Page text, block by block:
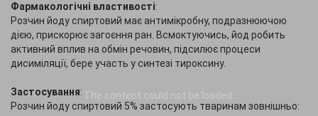
The content could not be loaded.
Фармакологічні властивості:
Розчин йоду спиртовий має антимікробну, подразнюючою
дією, прискорює загоєння ран. Всмоктуючись, йод робить
активний вплив на обмін речовин, підсилює процеси
дисиміляції, бере участь у синтезі тироксину.
Застосування:
Розчин йоду спиртовий 5% застосують тваринам зовнішньо: